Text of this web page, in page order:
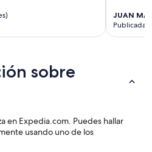
JUAN
Publicada
sobre
en Expedia.com. Puedes hallar
usando uno de los